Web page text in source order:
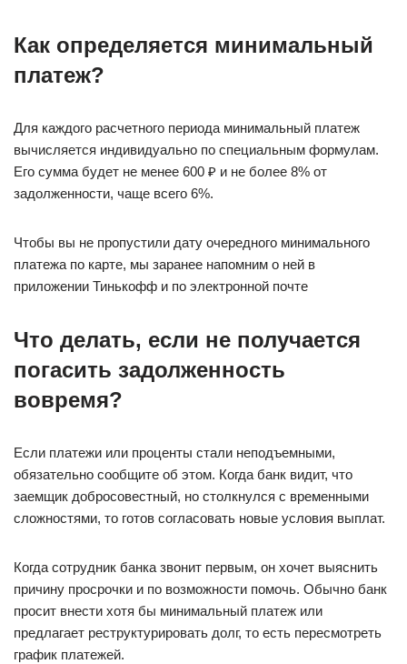
Как определяется минимальный
платеж?
Для каждого расчетного периода минимальный платеж
вычисляется индивидуально по специальным формулам.
Его сумма будет не менее 600 ₽ и не более 8% от
задолженности, чаще всего 6%.
Чтобы вы не пропустили дату очередного минимального
платежа по карте, мы заранее напомним о ней в
приложении Тинькофф и по электронной почте
Что делать, если не получается
погасить задолженность
вовремя?
Если платежи или проценты стали неподъемными,
обязательно сообщите об этом. Когда банк видит, что
заемщик добросовестный, но столкнулся с временными
сложностями, то готов согласовать новые условия выплат.
Когда сотрудник банка звонит первым, он хочет выяснить
причину просрочки и по возможности помочь. Обычно банк
просит внести хотя бы минимальный платеж или
предлагает реструктурировать долг, то есть пересмотреть
график платежей.